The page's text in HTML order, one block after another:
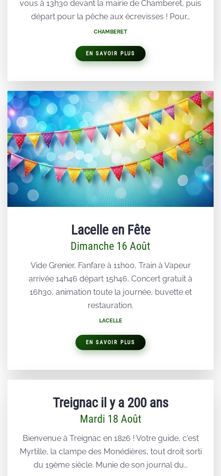
vous à 13h30 devant la mairie de Chamberet, puis
départ pour la pêche aux écrevisses ! Pour…
CHAMBERET
EN SAVOIR PLUS
Lacelle en Fête
Dimanche 16 Août
Vide Grenier, Fanfare à 11h00, Train à Vapeur
arrivée 14h46 départ 15h46, Concert gratuit à
16h30, animation toute la journée, buvette et
restauration.
LACELLE
EN SAVOIR PLUS
Treignac il y a 200 ans
Mardi 18 Août
Bienvenue à Treignac en 1826 ! Votre guide, c'est
Myrtille, la clampe des Monédières, tout droit sorti
du 19ème siècle. Munie de son journal du…